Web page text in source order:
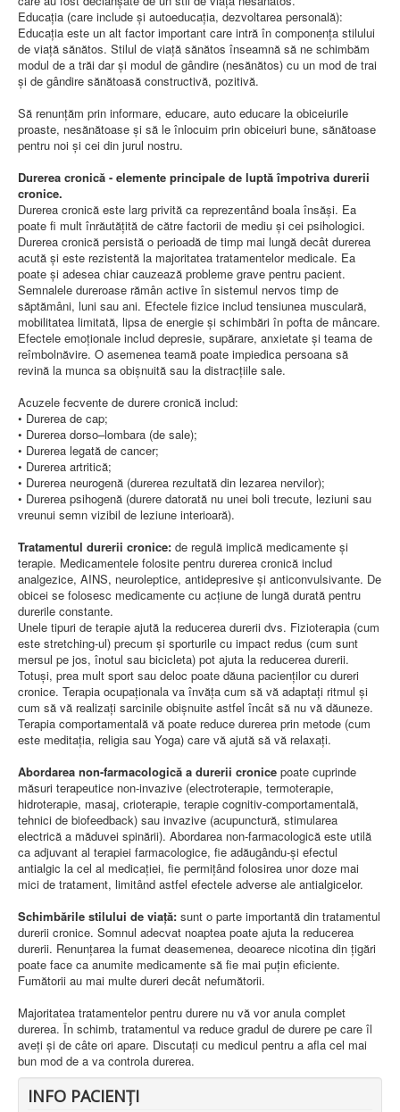
Educaţia (care include şi autoeducaţia, dezvoltarea personală):
Educaţia este un alt factor important care intră în componenţa stilului
de viaţă sănătos. Stilul de viaţă sănătos înseamnă să ne schimbăm
modul de a trăi dar şi modul de gândire (nesănătos) cu un mod de trai
şi de gândire sănătoasă constructivă, pozitivă.
Să renunţăm prin informare, educare, auto educare la obiceiurile
proaste, nesănătoase şi să le înlocuim prin obiceiuri bune, sănătoase
pentru noi şi cei din jurul nostru.
Durerea cronică - elemente principale de luptă împotriva durerii
cronice.
Durerea cronică este larg privită ca reprezentând boala însăşi. Ea
poate fi mult înrăutăţită de către factorii de mediu şi cei psihologici.
Durerea cronică persistă o perioadă de timp mai lungă decât durerea
acută şi este rezistentă la majoritatea tratamentelor medicale. Ea
poate şi adesea chiar cauzează probleme grave pentru pacient.
Semnalele dureroase rămân active în sistemul nervos timp de
săptămâni, luni sau ani. Efectele fizice includ tensiunea musculară,
mobilitatea limitată, lipsa de energie şi schimbări în pofta de mâncare.
Efectele emoţionale includ depresie, supărare, anxietate şi teama de
reîmbolnăvire. O asemenea teamă poate impiedica persoana să
revină la munca sa obişnuită sau la distracţiile sale.
Acuzele fecvente de durere cronică includ:
• Durerea de cap;
• Durerea dorso–lombara (de sale);
• Durerea legată de cancer;
• Durerea artritică;
• Durerea neurogenă (durerea rezultată din lezarea nervilor);
• Durerea psihogenă (durere datorată nu unei boli trecute, leziuni sau
vreunui semn vizibil de leziune interioară).
Tratamentul durerii cronice: de regulă implică medicamente şi
terapie. Medicamentele folosite pentru durerea cronică includ
analgezice, AINS, neuroleptice, antidepresive şi anticonvulsivante. De
obicei se folosesc medicamente cu acţiune de lungă durată pentru
durerile constante.
Unele tipuri de terapie ajută la reducerea durerii dvs. Fizioterapia (cum
este stretching-ul) precum şi sporturile cu impact redus (cum sunt
mersul pe jos, înotul sau bicicleta) pot ajuta la reducerea durerii.
Totuşi, prea mult sport sau deloc poate dăuna pacienţilor cu dureri
cronice. Terapia ocupaţionala va învăţa cum să vă adaptaţi ritmul şi
cum să vă realizaţi sarcinile obişnuite astfel încât să nu vă dăuneze.
Terapia comportamentală vă poate reduce durerea prin metode (cum
este meditaţia, religia sau Yoga) care vă ajută să vă relaxaţi.
Abordarea non-farmacologică a durerii cronice poate cuprinde
măsuri terapeutice non-invazive (electroterapie, termoterapie,
hidroterapie, masaj, crioterapie, terapie cognitiv-comportamentală,
tehnici de biofeedback) sau invazive (acupunctură, stimularea
electrică a măduvei spinării). Abordarea non-farmacologică este utilă
ca adjuvant al terapiei farmacologice, fie adăugându-și efectul
antialgic la cel al medicației, fie permițând folosirea unor doze mai
mici de tratament, limitând astfel efectele adverse ale antialgicelor.
Schimbările stilului de viaţă: sunt o parte importantă din tratamentul
durerii cronice. Somnul adecvat noaptea poate ajuta la reducerea
durerii. Renunţarea la fumat deasemenea, deoarece nicotina din ţigări
poate face ca anumite medicamente să fie mai puţin eficiente.
Fumătorii au mai multe dureri decât nefumătorii.
Majoritatea tratamentelor pentru durere nu vă vor anula complet
durerea. În schimb, tratamentul va reduce gradul de durere pe care îl
aveţi şi de câte ori apare. Discutaţi cu medicul pentru a afla cel mai
bun mod de a va controla durerea.
INFO PACIENŢI